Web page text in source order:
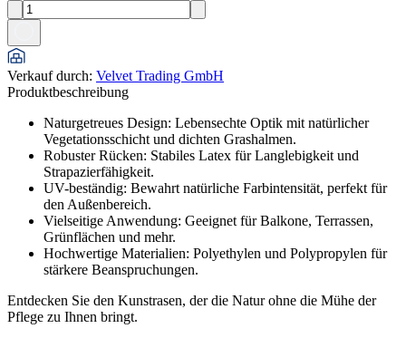
Verkauf durch: Velvet Trading GmbH
Produktbeschreibung
Naturgetreues Design: Lebensechte Optik mit natürlicher
Vegetationsschicht und dichten Grashalmen.
Robuster Rücken: Stabiles Latex für Langlebigkeit und
Strapazierfähigkeit.
UV-beständig: Bewahrt natürliche Farbintensität, perfekt für
den Außenbereich.
Vielseitige Anwendung: Geeignet für Balkone, Terrassen,
Grünflächen und mehr.
Hochwertige Materialien: Polyethylen und Polypropylen für
stärkere Beanspruchungen.
Entdecken Sie den Kunstrasen, der die Natur ohne die Mühe der
Pflege zu Ihnen bringt.